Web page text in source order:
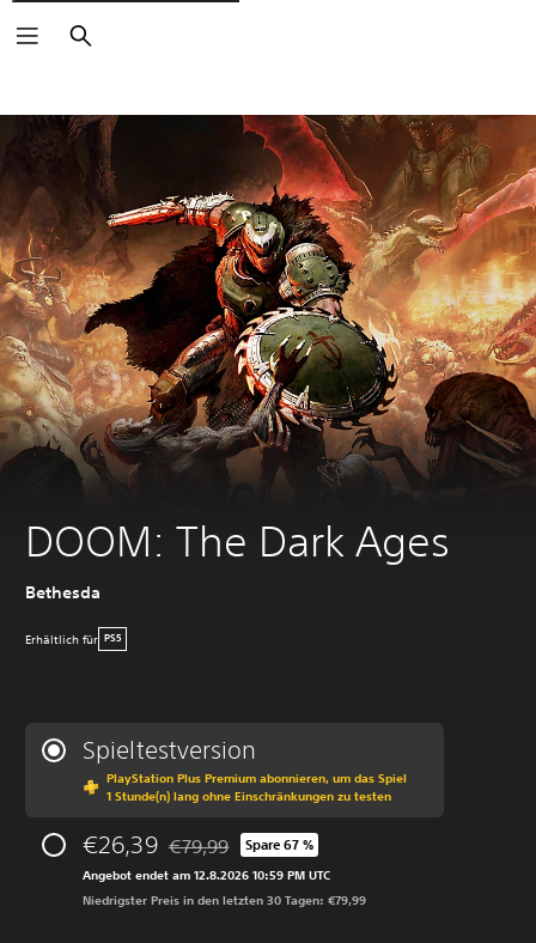
Suchen
DOOM: The Dark Ages
Bethesda
Erhältlich für PS5
Spieltestversion
PlayStation Plus Premium abonnieren, um das Spiel
1 Stunde(n) lang ohne Einschränkungen zu testen
€26,39 Preisnachlass gegenüber dem Originalpreis
€79,99 Spare 67 %
Angebot endet am 12.8.2026 10:59 PM UTC
Niedrigster Preis in den letzten 30 Tagen: €79,99